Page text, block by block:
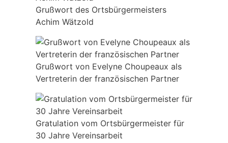
Grußwort des Ortsbürgermeisters
Achim Wätzold
Grußwort von Evelyne Choupeaux als
Vertreterin der französischen Partner
Gratulation vom Ortsbürgermeister für
30 Jahre Vereinsarbeit